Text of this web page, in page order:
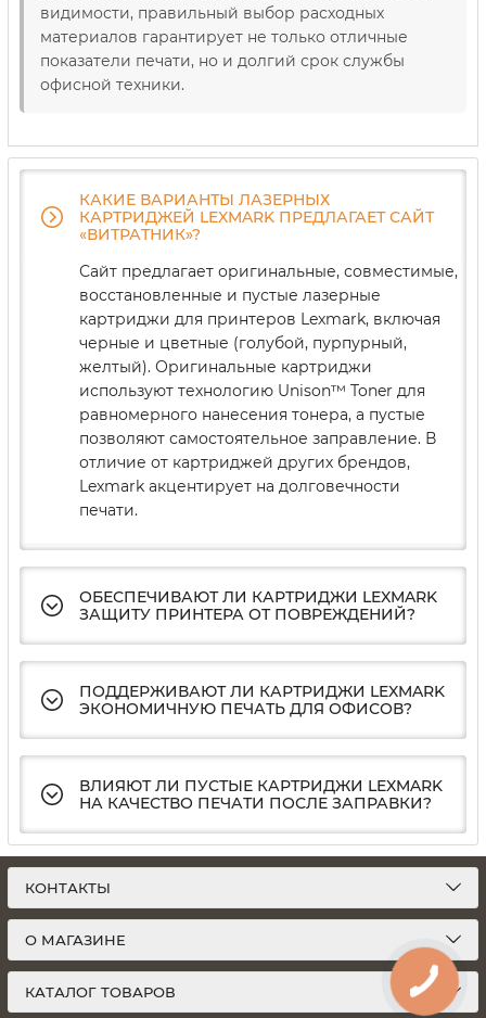
видимости, правильный выбор расходных
материалов гарантирует не только отличные
показатели печати, но и долгий срок службы
офисной техники.
КАКИЕ ВАРИАНТЫ ЛАЗЕРНЫХ
КАРТРИДЖЕЙ LEXMARK ПРЕДЛАГАЕТ САЙТ
«ВИТРАТНИК»?
Сайт предлагает оригинальные, совместимые,
восстановленные и пустые лазерные
картриджи для принтеров Lexmark, включая
черные и цветные (голубой, пурпурный,
желтый). Оригинальные картриджи
используют технологию Unison™ Toner для
равномерного нанесения тонера, а пустые
позволяют самостоятельное заправление. В
отличие от картриджей других брендов,
Lexmark акцентирует на долговечности
печати.
ОБЕСПЕЧИВАЮТ ЛИ КАРТРИДЖИ LEXMARK
ЗАЩИТУ ПРИНТЕРА ОТ ПОВРЕЖДЕНИЙ?
ПОДДЕРЖИВАЮТ ЛИ КАРТРИДЖИ LEXMARK
ЭКОНОМИЧНУЮ ПЕЧАТЬ ДЛЯ ОФИСОВ?
ВЛИЯЮТ ЛИ ПУСТЫЕ КАРТРИДЖИ LEXMARK
НА КАЧЕСТВО ПЕЧАТИ ПОСЛЕ ЗАПРАВКИ?
КОНТАКТЫ
О МАГАЗИНЕ
КАТАЛОГ ТОВАРОВ